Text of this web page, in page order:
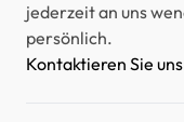
jederzeit an uns
persönlich.
Kontaktieren Sie uns